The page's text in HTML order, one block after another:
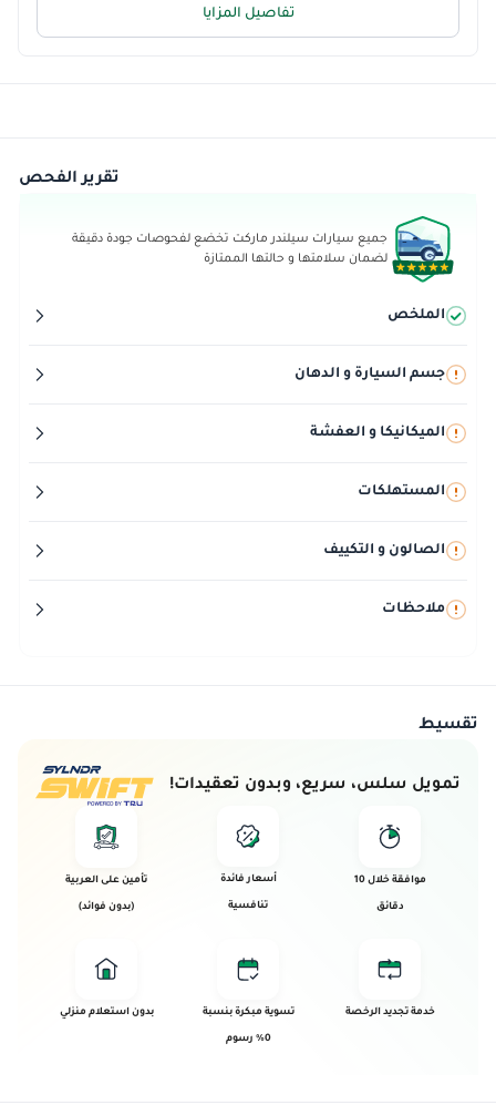
تفاصيل المزايا
تقرير الفحص
جميع سيارات سيلندر ماركت تخضع لفحوصات جودة دقيقة
لضمان سلامتها و حالتها الممتازة
الملخص
جسم السيارة و الدهان
الميكانيكا و العفشة
المستهلكات
الصالون و التكييف
ملاحظات
تقسيط
تمويل سلس، سريع، وبدون تعقيدات!
موافقة خلال 10
دقائق
أسعار فائدة
تنافسية
تأمين على العربية
(بدون فوائد)
خدمة تجديد الرخصة تسوية مبكرة بنسبة
0% رسوم
بدون استعلام منزلي